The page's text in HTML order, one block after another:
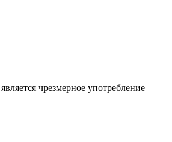
чрезмерное употребление